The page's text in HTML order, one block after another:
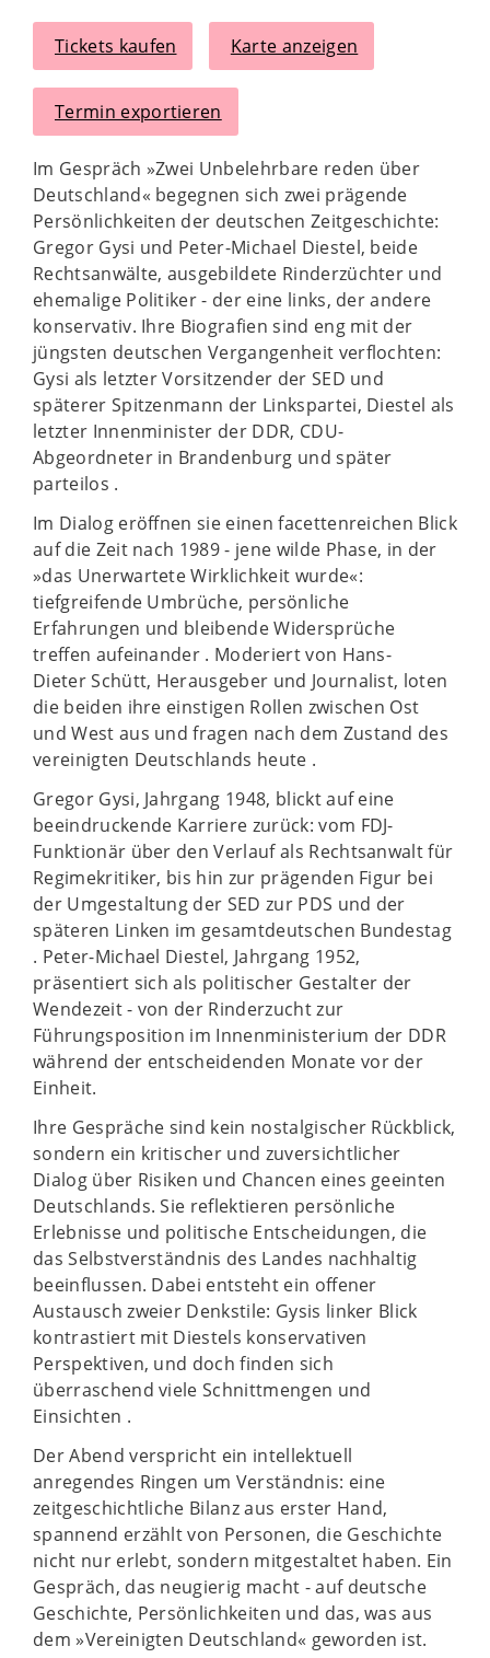
Tickets kaufen Karte anzeigen
Termin exportieren
Im Gespräch »Zwei Unbelehrbare reden über
Deutschland« begegnen sich zwei prägende
Persönlichkeiten der deutschen Zeitgeschichte:
Gregor Gysi und Peter-Michael Diestel, beide
Rechtsanwälte, ausgebildete Rinderzüchter und
ehemalige Politiker - der eine links, der andere
konservativ. Ihre Biografien sind eng mit der
jüngsten deutschen Vergangenheit verflochten:
Gysi als letzter Vorsitzender der SED und
späterer Spitzenmann der Linkspartei, Diestel als
letzter Innenminister der DDR, CDU-
Abgeordneter in Brandenburg und später
parteilos .
Im Dialog eröffnen sie einen facettenreichen Blick
auf die Zeit nach 1989 - jene wilde Phase, in der
»das Unerwartete Wirklichkeit wurde«:
tiefgreifende Umbrüche, persönliche
Erfahrungen und bleibende Widersprüche
treffen aufeinander . Moderiert von Hans-
Dieter Schütt, Herausgeber und Journalist, loten
die beiden ihre einstigen Rollen zwischen Ost
und West aus und fragen nach dem Zustand des
vereinigten Deutschlands heute .
Gregor Gysi, Jahrgang 1948, blickt auf eine
beeindruckende Karriere zurück: vom FDJ-
Funktionär über den Verlauf als Rechtsanwalt für
Regimekritiker, bis hin zur prägenden Figur bei
der Umgestaltung der SED zur PDS und der
späteren Linken im gesamtdeutschen Bundestag
. Peter-Michael Diestel, Jahrgang 1952,
präsentiert sich als politischer Gestalter der
Wendezeit - von der Rinderzucht zur
Führungsposition im Innenministerium der DDR
während der entscheidenden Monate vor der
Einheit.
Ihre Gespräche sind kein nostalgischer Rückblick,
sondern ein kritischer und zuversichtlicher
Dialog über Risiken und Chancen eines geeinten
Deutschlands. Sie reflektieren persönliche
Erlebnisse und politische Entscheidungen, die
das Selbstverständnis des Landes nachhaltig
beeinflussen. Dabei entsteht ein offener
Austausch zweier Denkstile: Gysis linker Blick
kontrastiert mit Diestels konservativen
Perspektiven, und doch finden sich
überraschend viele Schnittmengen und
Einsichten .
Der Abend verspricht ein intellektuell
anregendes Ringen um Verständnis: eine
zeitgeschichtliche Bilanz aus erster Hand,
spannend erzählt von Personen, die Geschichte
nicht nur erlebt, sondern mitgestaltet haben. Ein
Gespräch, das neugierig macht - auf deutsche
Geschichte, Persönlichkeiten und das, was aus
dem »Vereinigten Deutschland« geworden ist.